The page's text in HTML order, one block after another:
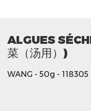
ALGUES
菜（汤用）)
WANG - 50g - 118305